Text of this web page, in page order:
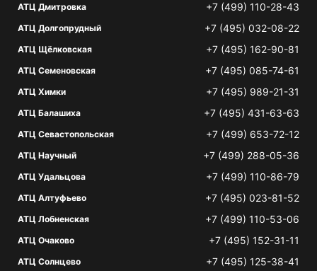
АТЦ Дмитровка +7 (499) 110-28-43
АТЦ Долгопрудный +7 (495) 032-08-22
АТЦ Щёлковская +7 (495) 162-90-81
АТЦ Семеновская +7 (495) 085-74-61
АТЦ Химки +7 (495) 989-21-31
АТЦ Балашиха +7 (495) 431-63-63
АТЦ Севастопольская +7 (499) 653-72-12
АТЦ Научный +7 (499) 288-05-36
АТЦ Удальцова +7 (499) 110-86-79
АТЦ Алтуфьево +7 (495) 023-81-52
АТЦ Лобненская +7 (499) 110-53-06
АТЦ Очаково +7 (495) 152-31-11
АТЦ Солнцево +7 (495) 125-38-41